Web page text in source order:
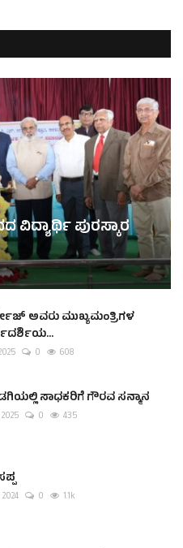
ವಿದ್ಯಾರ್ಥಿ ಪುರಸ್ಕಾರ
ಅವರು ಮುಖ್ಯಮಂತ್ರಿಗಳ
0 608
ಸಾಧಕರಿಗೆ ಗೌರವ ಸನ್ಮಾನ
0 435
0 1.1k